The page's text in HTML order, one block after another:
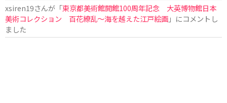
xsiren19さんが「東京都美術館開館100周年記念 大英博物館日本
美術コレクション 百花繚乱～海を越えた江戸絵画」にコメントし
ました